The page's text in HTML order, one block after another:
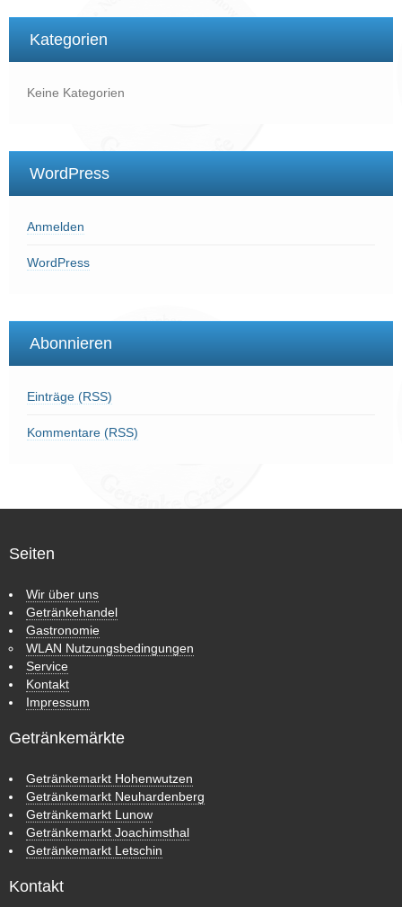
Kategorien
Keine Kategorien
WordPress
Anmelden
WordPress
Abonnieren
Einträge (RSS)
Kommentare (RSS)
Seiten
Wir über uns
Getränkehandel
Gastronomie
WLAN Nutzungsbedingungen
Service
Kontakt
Impressum
Getränkemärkte
Getränkemarkt Hohenwutzen
Getränkemarkt Neuhardenberg
Getränkemarkt Lunow
Getränkemarkt Joachimsthal
Getränkemarkt Letschin
Kontakt